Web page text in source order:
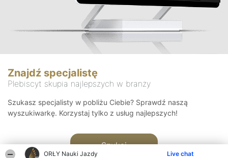
ORŁY Nauki Jazdy Live chat
Znajdź specjalistę
Plebiscyt skupia najlepszych w branży
Szukasz specjalisty w pobliżu Ciebie? Sprawdź naszą
wyszukiwarkę. Korzystaj tylko z usług najlepszych!
Szukaj